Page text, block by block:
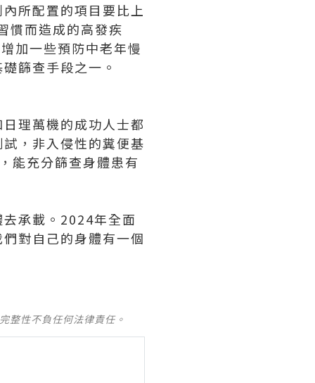
所配置的項目要比上
慣而造成的高發疾
加一些預防中老年慢
篩查手段之一。
理萬機的成功人士都
，非入侵性的糞便基
能充分篩查身體患有
承載。2024年全面
對自己的身體有一個
整性不負任何法律責任。